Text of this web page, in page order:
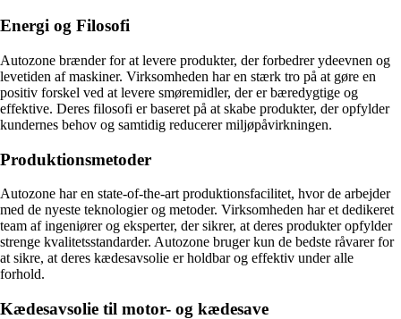
Energi og Filosofi
Autozone brænder for at levere produkter, der forbedrer ydeevnen og
levetiden af maskiner. Virksomheden har en stærk tro på at gøre en
positiv forskel ved at levere smøremidler, der er bæredygtige og
effektive. Deres filosofi er baseret på at skabe produkter, der opfylder
kundernes behov og samtidig reducerer miljøpåvirkningen.
Produktionsmetoder
Autozone har en state-of-the-art produktionsfacilitet, hvor de arbejder
med de nyeste teknologier og metoder. Virksomheden har et dedikeret
team af ingeniører og eksperter, der sikrer, at deres produkter opfylder
strenge kvalitetsstandarder. Autozone bruger kun de bedste råvarer for
at sikre, at deres kædesavsolie er holdbar og effektiv under alle
forhold.
Kædesavsolie til motor- og kædesave